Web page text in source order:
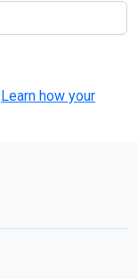
Learn how your